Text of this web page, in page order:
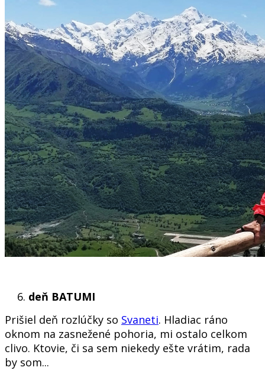
deň BATUMI
Prišiel deň rozlúčky so Svaneti. Hladiac ráno
oknom na zasnežené pohoria, mi ostalo celkom
clivo. Ktovie, či sa sem niekedy ešte vrátim, rada
by som...